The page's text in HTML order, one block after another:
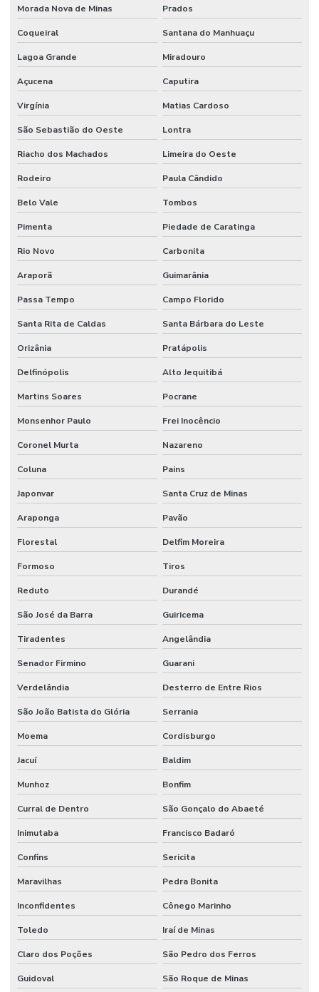
Morada Nova de Minas Prados
Coqueiral Santana do Manhuaçu
Lagoa Grande Miradouro
Açucena Caputira
Virgínia Matias Cardoso
São Sebastião do Oeste Lontra
Riacho dos Machados Limeira do Oeste
Rodeiro Paula Cândido
Belo Vale Tombos
Pimenta Piedade de Caratinga
Rio Novo Carbonita
Araporã Guimarânia
Passa Tempo Campo Florido
Santa Rita de Caldas Santa Bárbara do Leste
Orizânia Pratápolis
Delfinópolis Alto Jequitibá
Martins Soares Pocrane
Monsenhor Paulo Frei Inocêncio
Coronel Murta Nazareno
Coluna Pains
Japonvar Santa Cruz de Minas
Araponga Pavão
Florestal Delfim Moreira
Formoso Tiros
Reduto Durandé
São José da Barra Guiricema
Tiradentes Angelândia
Senador Firmino Guarani
Verdelândia Desterro de Entre Rios
São João Batista do Glória Serrania
Moema Cordisburgo
Jacuí Baldim
Munhoz Bonfim
Curral de Dentro São Gonçalo do Abaeté
Inimutaba Francisco Badaró
Confins Sericita
Maravilhas Pedra Bonita
Inconfidentes Cônego Marinho
Toledo Iraí de Minas
Claro dos Poções São Pedro dos Ferros
Guidoval São Roque de Minas